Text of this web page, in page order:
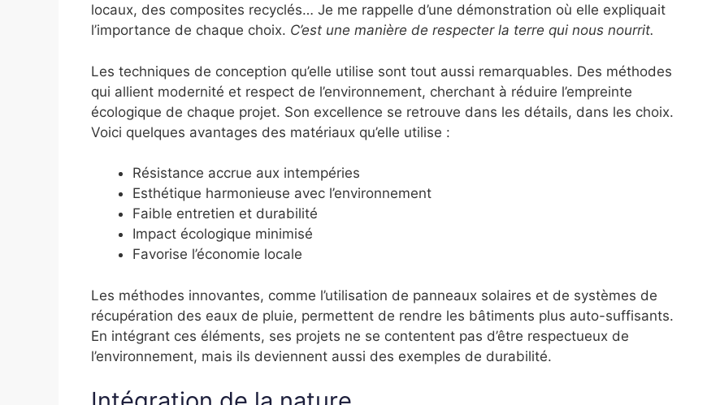
locaux, des composites recyclés… Je me rappelle d’une démonstration où elle expliquait
l’importance de chaque choix. C’est une manière de respecter la terre qui nous nourrit.
Les techniques de conception qu’elle utilise sont tout aussi remarquables. Des méthodes
qui allient modernité et respect de l’environnement, cherchant à réduire l’empreinte
écologique de chaque projet. Son excellence se retrouve dans les détails, dans les choix.
Voici quelques avantages des matériaux qu’elle utilise :
Résistance accrue aux intempéries
Esthétique harmonieuse avec l’environnement
Faible entretien et durabilité
Impact écologique minimisé
Favorise l’économie locale
Les méthodes innovantes, comme l’utilisation de panneaux solaires et de systèmes de
récupération des eaux de pluie, permettent de rendre les bâtiments plus auto-suffisants.
En intégrant ces éléments, ses projets ne se contentent pas d’être respectueux de
l’environnement, mais ils deviennent aussi des exemples de durabilité.